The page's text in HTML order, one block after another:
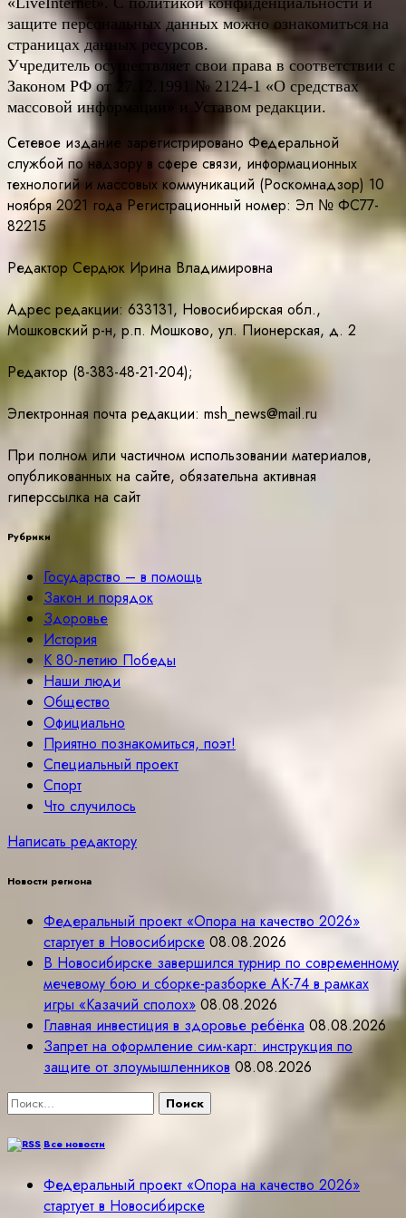
защите персональных данных можно ознакомиться на
страницах данных ресурсов.
Учредитель осуществляет свои права в соответствии с
Законом РФ от 27.12.1991 № 2124-1 «О средствах
массовой информации» и Уставом редакции.
Сетевое издание зарегистрировано Федеральной
службой по надзору в сфере связи, информационных
технологий и массовых коммуникаций (Роскомнадзор) 10
ноября 2021 года Регистрационный номер: Эл № ФС77-
82215
Редактор Сердюк Ирина Владимировна
Адрес редакции: 633131, Новосибирская обл.,
Мошковский р-н, р.п. Мошково, ул. Пионерская, д. 2
Редактор (8-383-48-21-204);
Электронная почта редакции: msh_news@mail.ru
При полном или частичном использовании материалов,
опубликованных на сайте, обязательна активная
гиперссылка на сайт
Рубрики
Государство – в помощь
Закон и порядок
Здоровье
История
К 80-летию Победы
Наши люди
Общество
Официально
Приятно познакомиться, поэт!
Специальный проект
Спорт
Что случилось
Написать редактору
Новости региона
Федеральный проект «Опора на качество 2026»
стартует в Новосибирске 08.08.2026
В Новосибирске завершился турнир по современному
мечевому бою и сборке-разборке АК-74 в рамках
игры «Казачий сполох» 08.08.2026
Главная инвестиция в здоровье ребёнка 08.08.2026
Запрет на оформление сим-карт: инструкция по
защите от злоумышленников 08.08.2026
Найти:
Все новости
Федеральный проект «Опора на качество 2026»
стартует в Новосибирске